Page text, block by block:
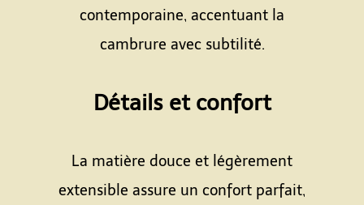
contemporaine, accentuant la
cambrure avec subtilité.
Détails et confort
La matière douce et légèrement
extensible assure un confort parfait,